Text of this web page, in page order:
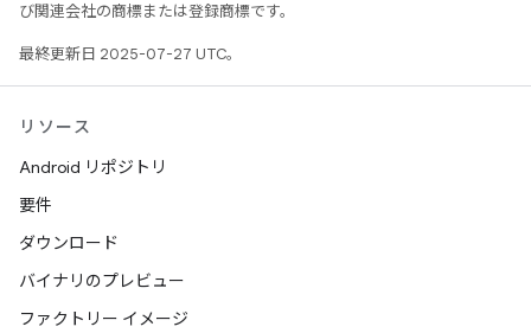
び関連会社の商標または登録商標です。
最終更新日 2025-07-27 UTC。
リソース
Android リポジトリ
要件
ダウンロード
バイナリのプレビュー
ファクトリー イメージ